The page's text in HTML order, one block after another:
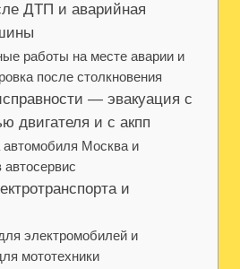
ДТП и аварийная
работы на месте аварии и
после столкновения
— эвакуация с
двигателя и с акпп
автомобиля Москва и
автосервис
и
электромобилей и
мототехники